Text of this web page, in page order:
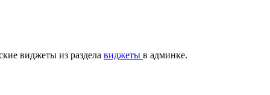
виджеты из раздела виджеты в админке.